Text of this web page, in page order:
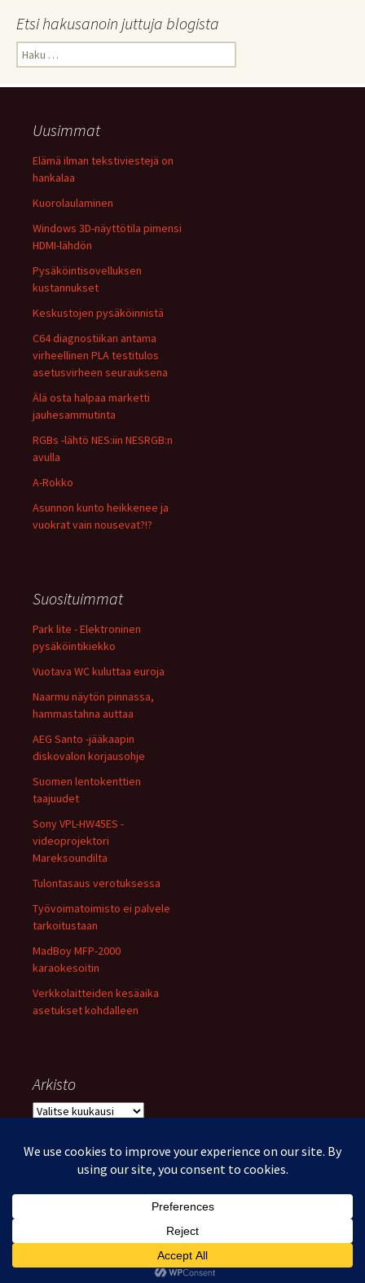
Etsi hakusanoin juttuja blogista
Haku:
Uusimmat
Elämä ilman tekstiviestejä on
hankalaa
Kuorolaulaminen
Windows 3D-näyttötila pimensi
HDMI-lähdön
Pysäköintisovelluksen
kustannukset
Keskustojen pysäköinnistä
C64 diagnostiikan antama
virheellinen PLA testitulos
asetusvirheen seurauksena
Älä osta halpaa marketti
jauhesammutinta
RGBs -lähtö NES:iin NESRGB:n
avulla
A-Rokko
Asunnon kunto heikkenee ja
vuokrat vain nousevat?!?
Suosituimmat
Park lite - Elektroninen
pysäköintikiekko
Vuotava WC kuluttaa euroja
Naarmu näytön pinnassa,
hammastahna auttaa
AEG Santo -jääkaapin
diskovalon korjausohje
Suomen lentokenttien
taajuudet
Sony VPL-HW45ES -
videoprojektori
Mareksoundilta
Tulontasaus verotuksessa
Työvoimatoimisto ei palvele
tarkoitustaan
MadBoy MFP-2000
karaokesoitin
Verkkolaitteiden kesäaika
asetukset kohdalleen
Arkisto
Arkisto